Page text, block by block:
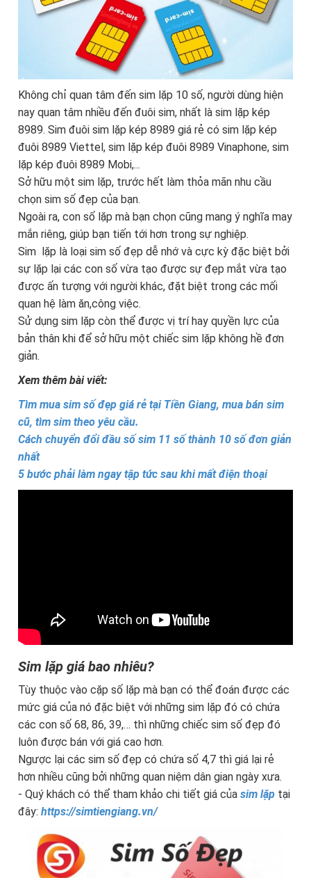
Không chỉ quan tâm đến sim lặp 10 số, người dùng hiện
nay quan tâm nhiều đến đuôi sim, nhất là sim lặp kép
8989. Sim đuôi sim lặp kép 8989 giá rẻ có sim lặp kép
đuôi 8989 Viettel, sim lặp kép đuôi 8989 Vinaphone, sim
lặp kép đuôi 8989 Mobi,...
Sở hữu một sim lặp, trước hết làm thỏa mãn nhu cầu
chọn sim số đẹp của bạn.
Ngoài ra, con số lặp mà bạn chọn cũng mang ý nghĩa may
mắn riêng, giúp bạn tiến tới hơn trong sự nghiệp.
Sim lặp là loại sim số đẹp dễ nhớ và cực kỳ đặc biệt bởi
sự lặp lại các con số vừa tạo được sự đẹp mắt vừa tạo
được ấn tượng với người khác, đặt biệt trong các mối
quan hệ làm ăn,công việc.
Sử dụng sim lặp còn thể được vị trí hay quyền lực của
bản thân khi để sở hữu một chiếc sim lặp không hề đơn
giản.
Xem thêm bài viết:
Tìm mua sim số đẹp giá rẻ tại Tiền Giang, mua bán sim
cũ, tìm sim theo yêu cầu.
Cách chuyển đổi đầu số sim 11 số thành 10 số đơn giản
nhất
5 bước phải làm ngay tập tức sau khi mất điện thoại
Sim lặp giá bao nhiêu?
Tùy thuộc vào cặp số lặp mà bạn có thể đoán được các
mức giá của nó đặc biệt với những sim lặp đó có chứa
các con số 68, 86, 39,… thì những chiếc sim số đẹp đó
luôn được bán với giá cao hơn.
Ngược lại các sim số đẹp có chứa số 4,7 thì giá lại rẻ
hơn nhiều cũng bởi những quan niệm dân gian ngày xưa.
- Quý khách có thể tham khảo chi tiết giá của sim lặp tại
đây: https://simtiengiang.vn/